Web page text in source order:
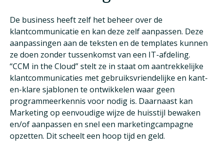
De business heeft zelf het beheer over de
klantcommunicatie en kan deze zelf aanpassen. Deze
aanpassingen aan de teksten en de templates kunnen
ze doen zonder tussenkomst van een IT-afdeling.
“CCM in the Cloud” stelt ze in staat om aantrekkelijke
klantcommunicaties met gebruiksvriendelijke en kant-
en-klare sjablonen te ontwikkelen waar geen
programmeerkennis voor nodig is. Daarnaast kan
Marketing op eenvoudige wijze de huisstijl bewaken
en/of aanpassen en snel een marketingcampagne
opzetten. Dit scheelt een hoop tijd en geld.